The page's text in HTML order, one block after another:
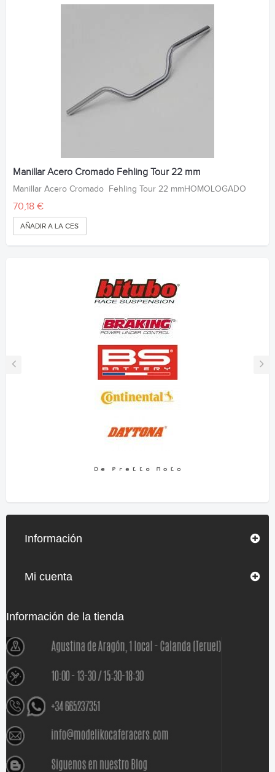
Manillar Acero Cromado Fehling Tour 22 mm
Manillar Acero Cromado Fehling Tour 22 mmHOMOLOGADO
70,18 €
AÑADIR A LA CESTA
Información
Mi cuenta
Información de la tienda